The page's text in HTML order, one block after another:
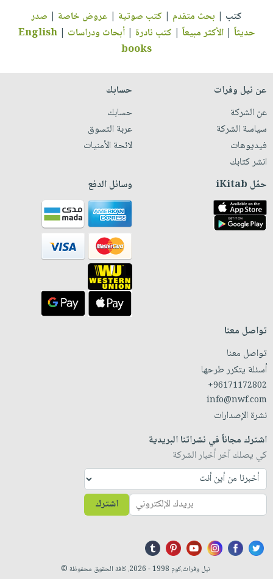
كتب | بحث متقدم | كتب صوتية | عروض خاصة | صدر
حديثاً |الأكثر مبيعاً | كتب نادرة |أبحاث ودراسات |
English
books
عن نيل وفرات
عن الشركة
سياسة الشركة
فيديوهات
انشر كتابك
حسابك
حسابك
عربة التسوق
لائحة الأمنيات
حمّل iKitab وسائل الدفع
تواصل معنا
تواصل معنا
أسئلة يتكرر طرحها
+96171172802
info@nwf.com
نشرة الإصدارات
اشترك مجاناً في نشراتنا البريدية
كي يصلك آخر أخبار الشركة
اشترك
نيل وفرات.كوم 1998 - 2026. كافة الحقوق محفوظة ©